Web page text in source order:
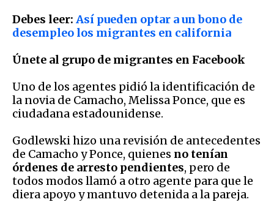
Debes leer: Así pueden optar a un bono de
desempleo los migrantes en california
Únete al grupo de migrantes en Facebook
Uno de los agentes pidió la identificación de
la novia de Camacho, Melissa Ponce, que es
ciudadana estadounidense.
Godlewski hizo una revisión de antecedentes
de Camacho y Ponce, quienes no tenían
órdenes de arresto pendientes, pero de
todos modos llamó a otro agente para que le
diera apoyo y mantuvo detenida a la pareja.